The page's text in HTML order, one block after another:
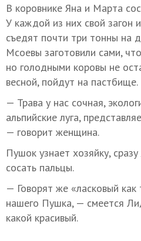
В коровнике Яна и Марта
У каждой из них свой загон
съедят почти три тонны на
Мсоевы заготовили сами,
но голодными коровы не
весной, пойдут на пастбище.
— Трава у нас сочная,
альпийские луга,
— говорит женщина.
Пушок узнает хозяйку,
сосать пальцы.
— Говорят же «ласковый как
нашего Пушка, — смеется
какой красивый.